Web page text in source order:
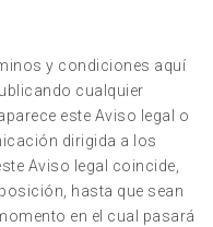
y condiciones aquí
cualquier
este Aviso legal o
dirigida a los
Aviso legal coincide,
hasta que sean
en el cual pasará